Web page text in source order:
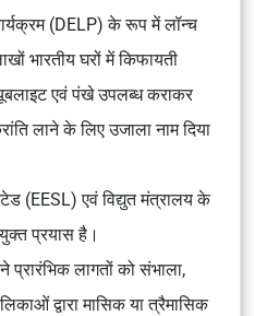
(DELP) के रूप में लॉन्च
भारतीय घरों में किफायती
एवं पंखे उपलब्ध कराकर
लाने के लिए उजाला नाम दिया
(EESL) एवं विद्युत मंत्रालय के
प्रयास है।
प्रारंभिक लागतों को संभाला,
द्वारा मासिक या त्रैमासिक